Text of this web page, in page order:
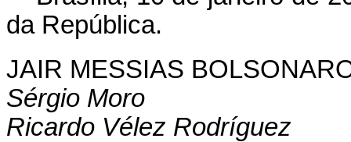
da República.
JAIR MESSIAS
Sérgio Moro
Ricardo Vélez Rodríguez